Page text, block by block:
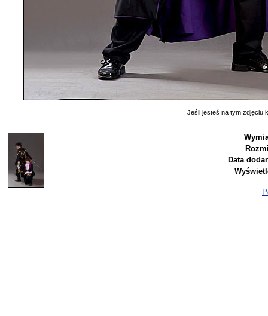
Jeśli jesteś na tym zdjęciu
Data